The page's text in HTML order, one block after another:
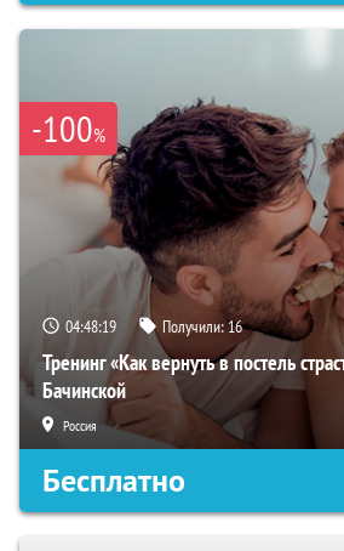
-100%
04:48:18 Получили:16
Тренинг «Как вернуть в постель
Бачинской
Россия
Бесплатно